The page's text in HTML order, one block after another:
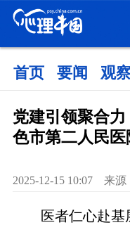
首页 要闻 观
党建引领聚合
色市第二人民
2025-12-15 10:07 来源
医者仁心赴